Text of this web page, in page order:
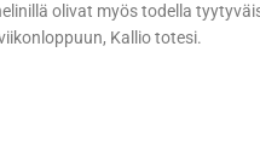
olivat myös todella
Kallio totesi.